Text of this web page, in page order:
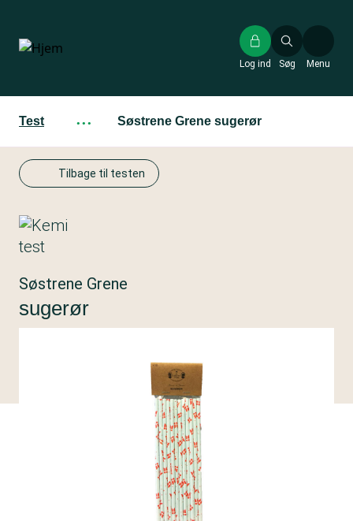
hovedindhold
Søg
Log ind Menu
Test ··· Søstrene Grene sugerør
Tilbage til testen
Søstrene Grene
sugerør